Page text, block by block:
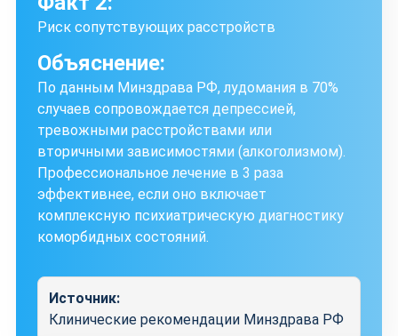
Риск сопутствующих расстройств
Объяснение:
По данным Минздрава РФ, лудомания в 70%
случаев сопровождается депрессией,
тревожными расстройствами или
вторичными зависимостями (алкоголизмом).
Профессиональное лечение в 3 раза
эффективнее, если оно включает
комплексную психиатрическую диагностику
коморбидных состояний.
Источник:
Клинические рекомендации Минздрава РФ